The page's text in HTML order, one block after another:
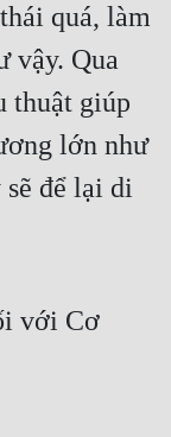
quá, làm
vậy. Qua
thuật giúp
lớn như
sẽ để lại di
với Cơ